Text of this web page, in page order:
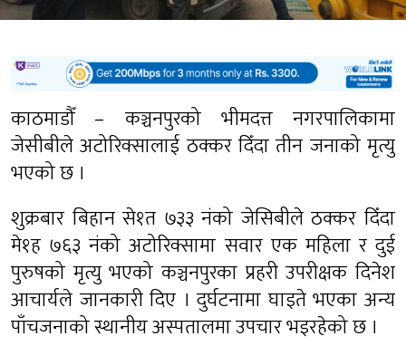
काठमाडौँ – कञ्चनपुरको भीमदत्त नगरपालिकामा
जेसीबीले अटोरिक्सालाई ठक्कर दिँदा तीन जनाको मृत्यु
भएको छ ।
शुक्रबार बिहान से१त ७३३ नंको जेसिबीले ठक्कर दिँदा
मे१ह ७६३ नंको अटोरिक्सामा सवार एक महिला र दुई
पुरुषको मृत्यु भएको कञ्चनपुरका प्रहरी उपरीक्षक दिनेश
आचार्यले जानकारी दिए । दुर्घटनामा घाइते भएका अन्य
पाँचजनाको स्थानीय अस्पतालमा उपचार भइरहेको छ ।